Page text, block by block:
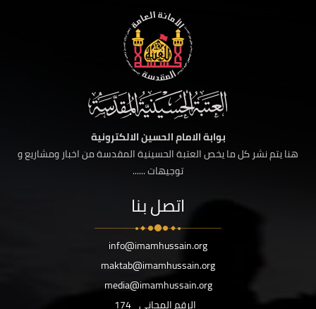
بوابة الامام الحسين الالكترونية
هنا يتم نشر كل ما يخص العتبة الحسينية المقدسة من اخبار ومشاريع و
توجيهات ......
اتصل بنا
info@imamhussain.org
maktab@imamhussain.org
media@imamhussain.org
الرقم المجاني 174